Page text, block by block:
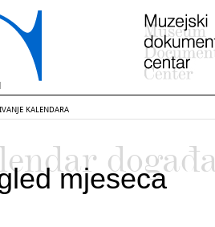
KALENDARA
mjeseca